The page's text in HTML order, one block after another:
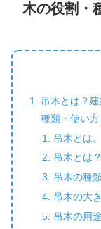
木の役割・
吊木とは？
種類・使い方
吊木とは。
吊木とは
吊木の種
吊木の大
吊木の用途